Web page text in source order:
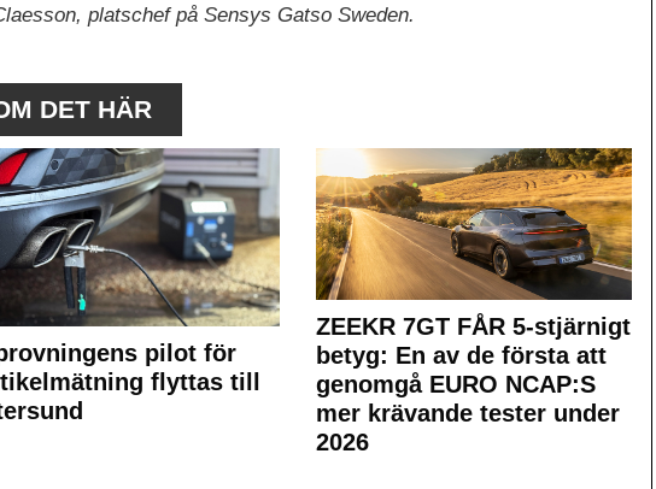
platschef på Sensys Gatso Sweden.
DET HÄR
pilot för
flyttas till
ZEEKR 7GT FÅR 5-stjärnigt
betyg: En av de första att
genomgå EURO NCAP:S
mer krävande tester under
2026